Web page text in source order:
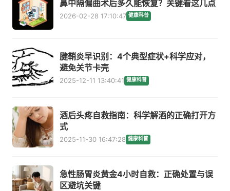
鼻中隔偏曲术后多久能恢复？关键看这几点
2026-02-28 17:10:47 健康科普
腱鞘炎早识别：4个典型症状+科学应对，
避免关节卡壳
2025-12-11 13:40:41 健康科普
酒后头疼自救指南：科学解酒的正确打开方
式
2025-11-30 16:47:28 健康科普
急性肠胃炎黄金4小时自救：正确处置与误
区避坑关键